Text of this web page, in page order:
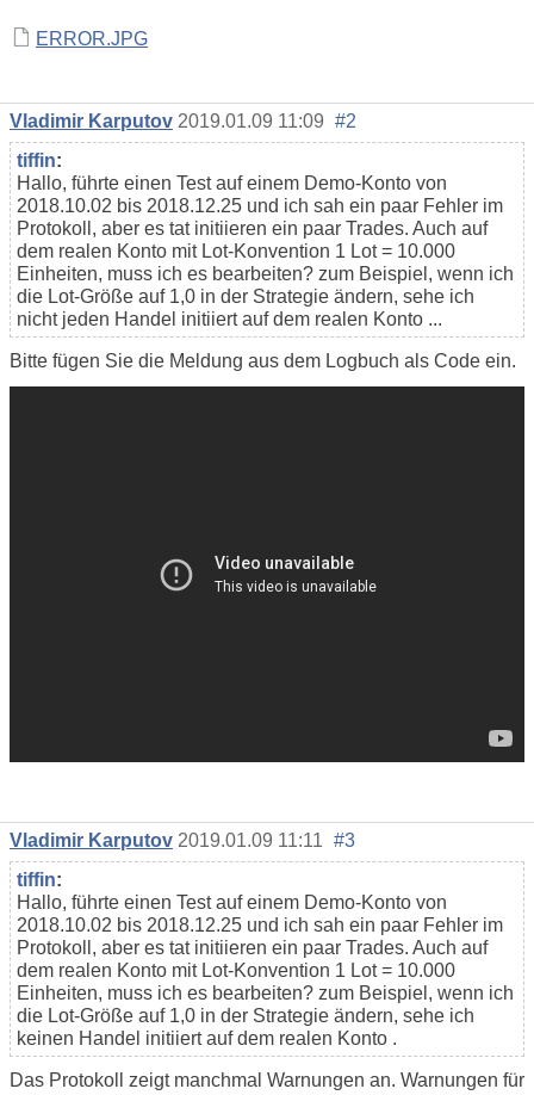
ERROR.JPG
Vladimir Karputov 2019.01.09 11:09 #2
tiffin:
Hallo, führte einen Test auf einem Demo-Konto von
2018.10.02 bis 2018.12.25 und ich sah ein paar Fehler im
Protokoll, aber es tat initiieren ein paar Trades. Auch auf
dem realen Konto mit Lot-Konvention 1 Lot = 10.000
Einheiten, muss ich es bearbeiten? zum Beispiel, wenn ich
die Lot-Größe auf 1,0 in der Strategie ändern, sehe ich
nicht jeden Handel initiiert auf dem realen Konto ...
Bitte fügen Sie die Meldung aus dem Logbuch als Code ein.
Vladimir Karputov 2019.01.09 11:11 #3
tiffin:
Hallo, führte einen Test auf einem Demo-Konto von
2018.10.02 bis 2018.12.25 und ich sah ein paar Fehler im
Protokoll, aber es tat initiieren ein paar Trades. Auch auf
dem realen Konto mit Lot-Konvention 1 Lot = 10.000
Einheiten, muss ich es bearbeiten? zum Beispiel, wenn ich
die Lot-Größe auf 1,0 in der Strategie ändern, sehe ich
keinen Handel initiiert auf dem realen Konto .
Das Protokoll zeigt manchmal Warnungen an. Warnungen für